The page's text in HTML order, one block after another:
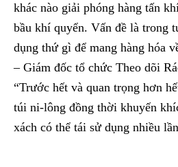
khác nào giải phóng hàng tấn
bầu khí quyển. Vấn đề là trong
dụng thứ gì để mang hàng hóa
– Giám đốc tổ chức Theo dõi
“Trước hết và quan trọng hơn
túi ni-lông đồng thời khuyến
xách có thể tái sử dụng nhiều